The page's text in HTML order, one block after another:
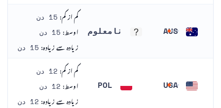
AUS نامعلوم
کم از کم: 15 دن
اوسط: 15 دن
زیادہ سے زیادہ: 15 دن
USA
کم از کم: 12 دن
اوسط: 12 دن
زیادہ سے زیادہ: 12 دن